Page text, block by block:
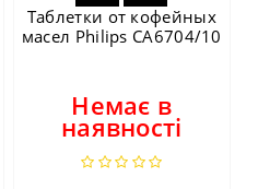
Таблетки от кофейных
масел Philips CA6704/10
Немає в
наявності